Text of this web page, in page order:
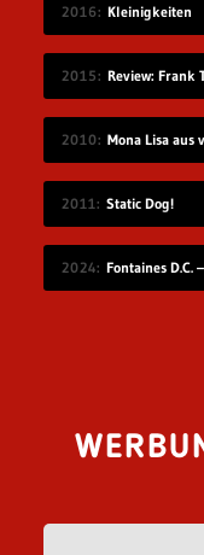
2016 Kleinigkeiten
2015
2010 Mona Lisa aus
2011 Static Dog!
2024 Fontaines D.C.